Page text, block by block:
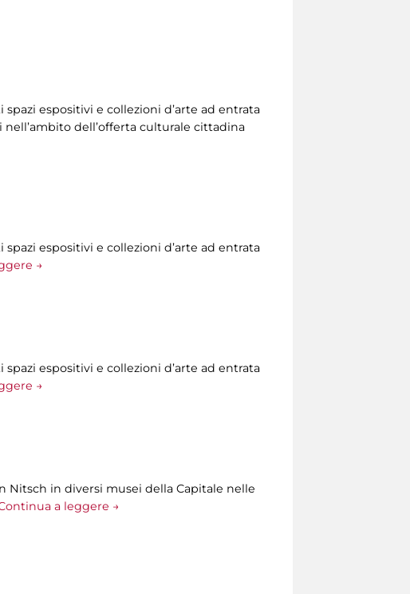
espositivi e collezioni d’arte ad entrata
dell’offerta culturale cittadina
espositivi e collezioni d’arte ad entrata
→
espositivi e collezioni d’arte ad entrata
→
Nitsch in diversi musei della Capitale nelle
a leggere →